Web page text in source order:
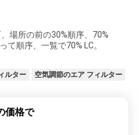
場所の前の30%順序、70%
順序、一覧で70% LC。
ルター 空気調節のエア フィルター
価格で